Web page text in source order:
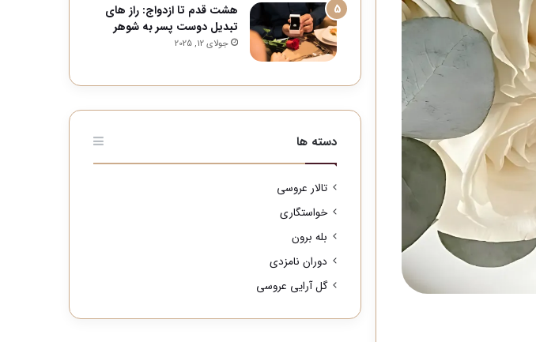
هشت قدم تا ازدواج: راز های
تبدیل دوست پسر به شوهر
جولای 12, 2025
دسته ها
تالار عروسی
خواستگاری
بله برون
دوران نامزدی
گل آرایی عروسی